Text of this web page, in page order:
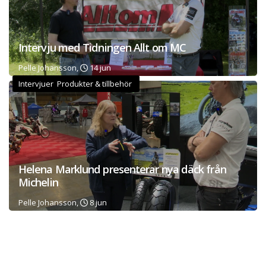
Intervju med Tidningen Allt om MC
Pelle Johansson,
14 jun
Intervjuer Produkter & tillbehör
Helena Marklund presenterar nya däck från
Michelin
Pelle Johansson, 8 jun